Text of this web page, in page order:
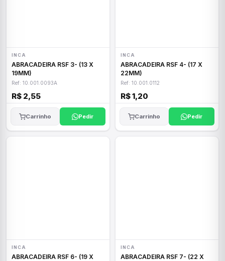
INCA
ABRACADEIRA RSF 3- (13 X
19MM)
Ref: 10.001.0093A
R$ 2,55
Carrinho Pedir
INCA
ABRACADEIRA RSF 4- (17 X
22MM)
Ref: 10.001.0112
R$ 1,20
Carrinho Pedir
INCA
ABRACADEIRA RSF 6- (19 X
INCA
ABRACADEIRA RSF 7- (22 X